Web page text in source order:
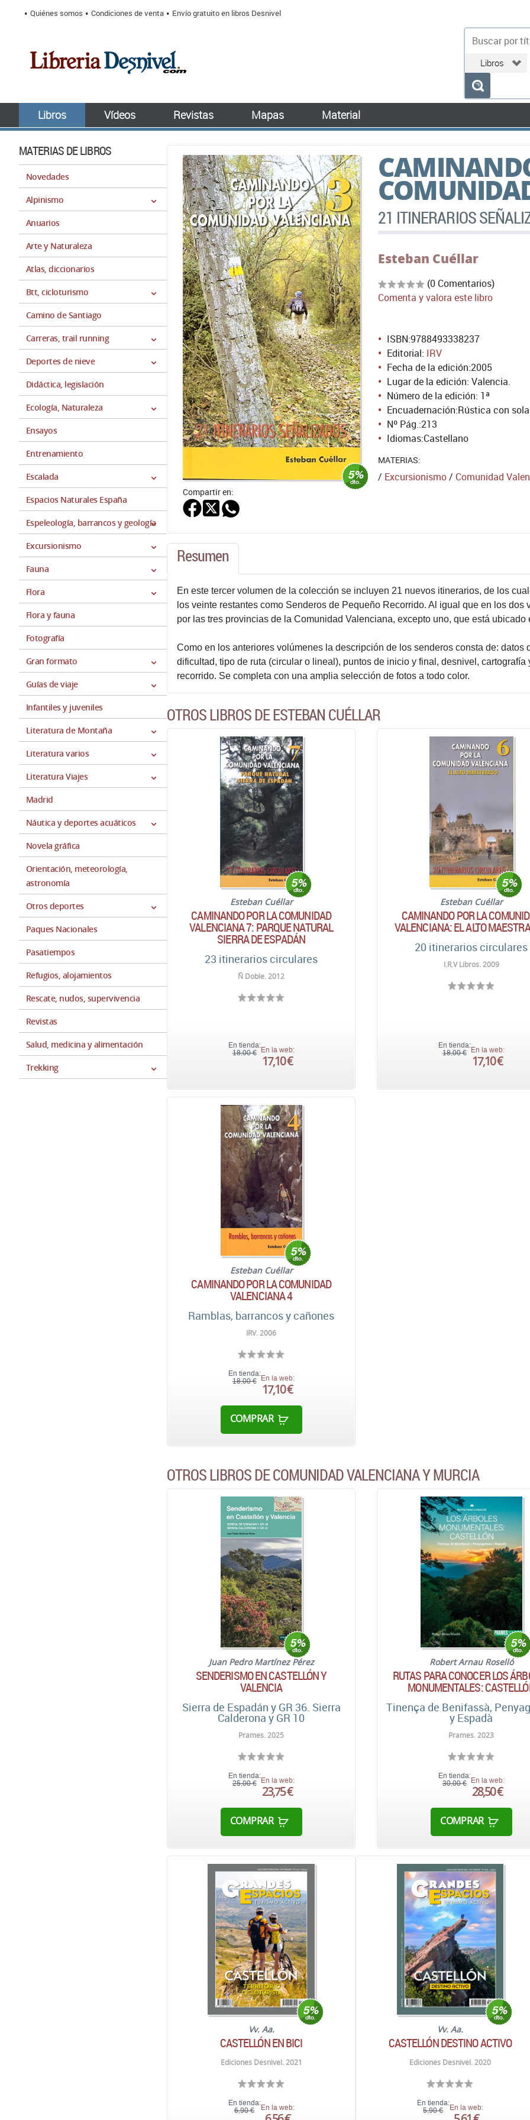
Quiénes somos Condiciones de venta Envío gratuito en libros Desnivel
Libros Vídeos Revistas Mapas Material
MATERIAS DE LIBROS
Novedades
Alpinismo
Anuarios
Arte y Naturaleza
Atlas, diccionarios
Btt, cicloturismo
Camino de Santiago
Carreras, trail running
Deportes de nieve
Didáctica, legislación
Ecología, Naturaleza
Ensayos
Entrenamiento
Escalada
Espacios Naturales España
Espeleología, barrancos y geología
Excursionismo
Fauna
Flora
Flora y fauna
Fotografía
Gran formato
Guías de viaje
Infantiles y juveniles
Literatura de Montaña
Literatura varios
Literatura Viajes
Madrid
Náutica y deportes acuáticos
Novela gráfica
Orientación, meteorología,
astronomía
Otros deportes
Paques Nacionales
Pasatiempos
Refugios, alojamientos
Rescate, nudos, supervivencia
Revistas
Salud, medicina y alimentación
Trekking
21 ITINERARIOS
Compartir en:
Esteban Cuéllar
(0 Comentarios)
Comenta y valora este libro
ISBN:9788493338237
Editorial: IRV
Fecha de la edición:2005
Lugar de la edición: Valencia.
Número de la edición: 1ª
Encuadernación:Rústica con
Nº Pág.:213
Idiomas:Castellano
MATERIAS:
/ Excursionismo/ Comunidad
Resumen
En este tercer volumen de la colección se incluyen 21 nuevos itinerarios, de los
los veinte restantes como Senderos de Pequeño Recorrido. Al igual que en los
por las tres provincias de la Comunidad Valenciana, excepto uno, que está ubicado
Como en los anteriores volúmenes la descripción de los senderos consta de:
dificultad, tipo de ruta (circular o lineal), puntos de inicio y final, desnivel,
recorrido. Se completa con una amplia selección de fotos a todo color.
OTROS LIBROS DE ESTEBAN CUÉLLAR
Esteban Cuéllar
CAMINANDO POR LA COMUNIDAD
VALENCIANA 7: PARQUE NATURAL
SIERRA DE ESPADÁN
23 itinerarios circulares
Ñ Doble. 2012
En tienda:
18,00 € En la web:
17,10 €
Esteban Cuéllar
CAMINANDO POR LA
VALENCIANA: EL ALTO
20 itinerarios circulares
I.R.V Libros. 2009
En tienda:
18,00 € En la web:
17,10 €
Esteban Cuéllar
CAMINANDO POR LA COMUNIDAD
VALENCIANA 4
Ramblas, barrancos y cañones
IRV. 2006
En tienda:
18,00 € En la web:
17,10 €
COMPRAR
OTROS LIBROS DE COMUNIDAD VALENCIANA Y MURCIA
Juan Pedro Martínez Pérez
SENDERISMO EN CASTELLÓN Y
VALENCIA
Sierra de Espadán y GR 36. Sierra
Calderona y GR 10
Prames. 2025
En tienda:
25,00 € En la web:
23,75 €
COMPRAR
Robert Arnau Roselló
RUTAS PARA CONOCER LOS
MONUMENTALES:
Tinença de Benifassà,
y Espadà
Prames. 2023
En tienda:
30,00 € En la web:
28,50 €
COMPRAR
Vv. Aa.
CASTELLÓN EN BICI
Ediciones Desnivel. 2021
En tienda:
6,90 €
En la web:
Vv. Aa.
CASTELLÓN DESTINO ACTIVO
Ediciones Desnivel. 2020
En tienda:
5,90 €
En la web: